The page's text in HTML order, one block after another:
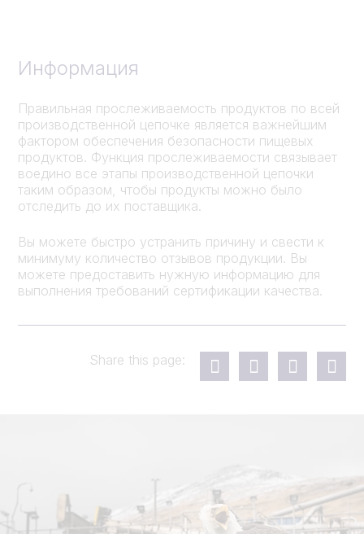
Информация
Правильная прослеживаемость продуктов по всей
производственной цепочке является важнейшим
фактором обеспечения безопасности пищевых
продуктов. Функция прослеживаемости связывает
воедино все этапы производственной цепочки
таким образом, чтобы продукты можно было
отследить до их поставщика.
Вы можете быстро устранить причину и свести к
минимуму количество отзывов продукции. Вы
можете предоставить нужную информацию для
выполнения требований сертификации качества.
Share this page: